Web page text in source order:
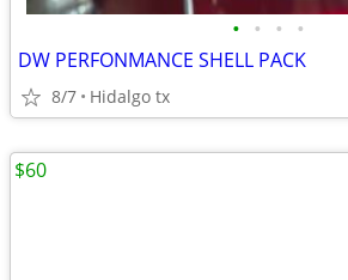
• • • •
DW PERFONMANCE SHELL PACK
8/7 Hidalgo tx
$60